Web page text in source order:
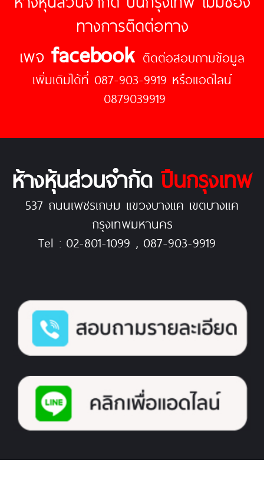
ทางการติดต่อทาง
เพจ facebook ติดต่อสอบถามข้อมูล
เพิ่มเติมได้ที่ 087-903-9919 หรือแอดไลน์
0879039919
ห้างหุ้นส่วนจำกัด ปืนกรุงเทพ
537 ถนนเพชรเกษม แขวงบางแค เขตบางแค
กรุงเทพมหานคร
Tel : 02-801-1099 , 087-903-9919